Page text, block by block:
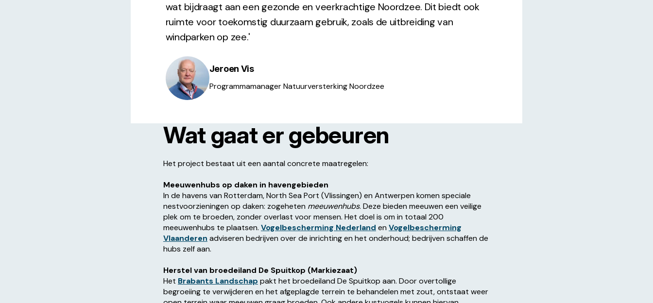
wat bijdraagt aan een gezonde en veerkrachtige Noordzee. Dit biedt ook
ruimte voor toekomstig duurzaam gebruik, zoals de uitbreiding van
windparken op zee.'
Jeroen Vis
Programmamanager Natuurversterking Noordzee
Wat gaat er gebeuren
Het project bestaat uit een aantal concrete maatregelen:
Meeuwenhubs op daken in havengebieden
In de havens van Rotterdam, North Sea Port (Vlissingen) en Antwerpen komen speciale
nestvoorzieningen op daken: zogeheten meeuwenhubs. Deze bieden meeuwen een veilige
plek om te broeden, zonder overlast voor mensen. Het doel is om in totaal 200
meeuwenhubs te plaatsen. Vogelbescherming Nederland en Vogelbescherming
Vlaanderen adviseren bedrijven over de inrichting en het onderhoud; bedrijven schaffen de
hubs zelf aan.
Herstel van broedeiland De Spuitkop (Markiezaat)
Het Brabants Landschap pakt het broedeiland De Spuitkop aan. Door overtollige
begroeiing te verwijderen en het afgeplagde terrein te behandelen met zout, ontstaat weer